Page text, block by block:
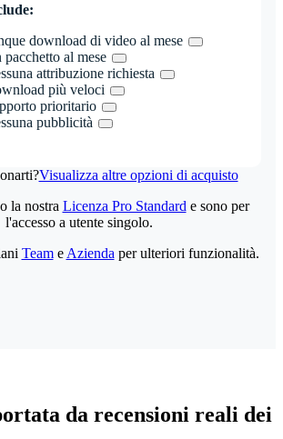
download di video al mese
pacchetto al mese
attribuzione richiesta
più veloci
prioritario
pubblicità
Visualizza altre opzioni di acquisto
la nostra Licenza Pro Standard e sono per
l'accesso a utente singolo.
Teame Azienda per ulteriori funzionalità.
da recensioni reali dei